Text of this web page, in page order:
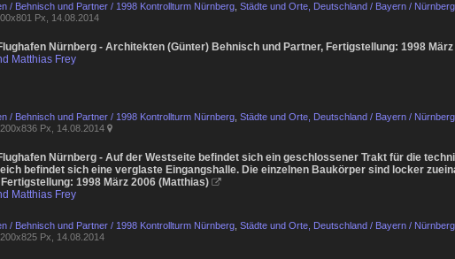
/ Behnisch und Partner / 1998 Kontrollturm Nürnberg Städte und Orte, Deutschland / Bayern / Nürnberg
Px, 14.08.2014
Nürnberg - Architekten (Günter) Behnisch und Partner, Fertigstellung: 1998
Matthias Frey
/ Behnisch und Partner / 1998 Kontrollturm Nürnberg Städte und Orte, Deutschland / Bayern / Nürnberg
Px, 14.08.2014 
Nürnberg - Auf der Westseite befindet sich ein geschlossener Trakt für die
befindet sich eine verglaste Eingangshalle. Die einzelnen Baukörper sind locker
Fertigstellung: 1998 März 2006 (Matthias) 
Matthias Frey
/ Behnisch und Partner / 1998 Kontrollturm Nürnberg Städte und Orte, Deutschland / Bayern / Nürnberg
Px, 14.08.2014